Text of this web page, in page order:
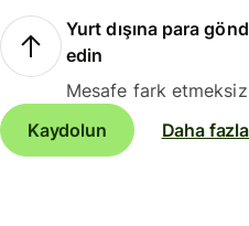
Yurt dışına para
edin
Mesafe fark
Kaydolun
Daha